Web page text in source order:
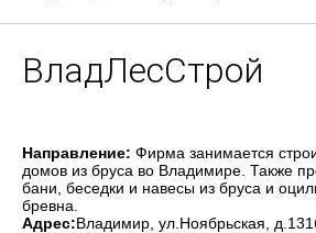
ВладЛесСтрой
Направление: Фирма занимается
домов из бруса во Владимире. Также
бани, беседки и навесы из бруса и
бревна.
Адрес:Владимир , ул.Ноябрьская,